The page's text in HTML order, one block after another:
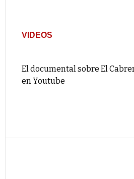
VIDEOS
El documental sobre El
en Youtube